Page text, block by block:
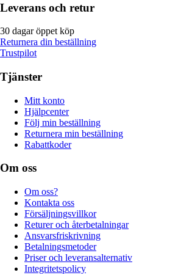
Leverans och retur
30 dagar öppet köp
Returnera din beställning
Trustpilot
Tjänster
Mitt konto
Hjälpcenter
Följ min beställning
Returnera min beställning
Rabattkoder
Om oss
Om oss?
Kontakta oss
Försäljningsvillkor
Returer och återbetalningar
Ansvarsfriskrivning
Betalningsmetoder
Priser och leveransalternativ
Integritetspolicy